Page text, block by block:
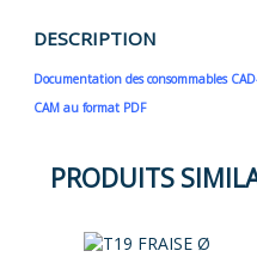
DESCRIPTION
Documentation des consommables
CAM au format PDF
PRODUITS